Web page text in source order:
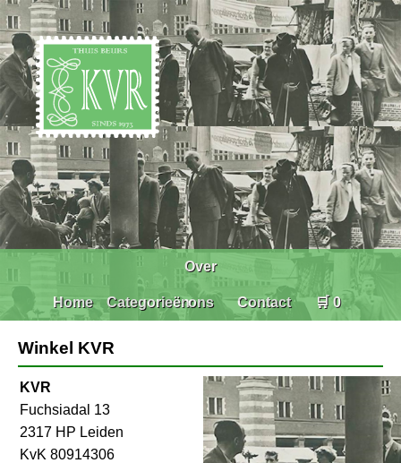
Home Categorieën
Over
ons Contact 🛒 0
Winkel KVR
KVR
Fuchsiadal 13
2317 HP Leiden
KvK 80914306